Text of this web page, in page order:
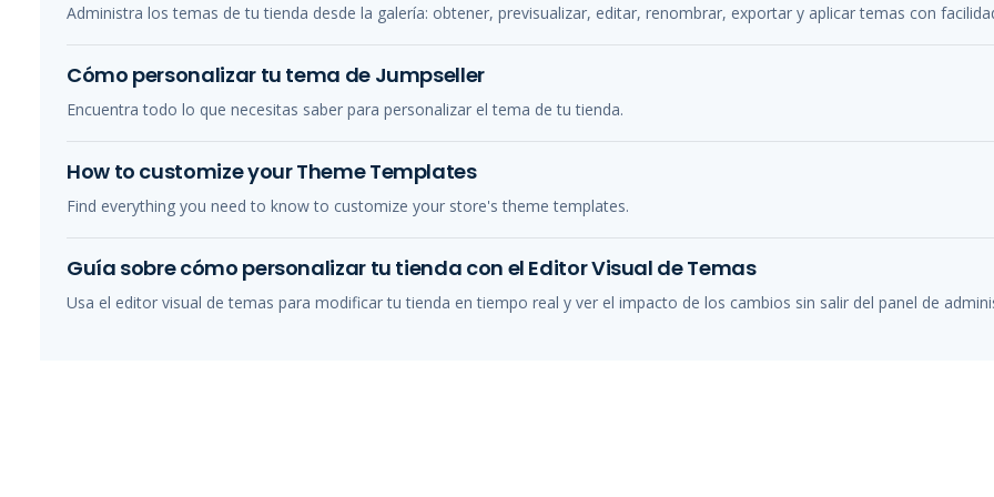
Administra los temas de tu tienda desde la galería: obtener, previsualizar, editar, renombrar, exportar y aplicar temas con
Cómo personalizar tu tema de Jumpseller
Encuentra todo lo que necesitas saber para personalizar el tema de tu tienda.
How to customize your Theme Templates
Find everything you need to know to customize your store's theme templates.
Guía sobre cómo personalizar tu tienda con el Editor Visual de Temas
Usa el editor visual de temas para modificar tu tienda en tiempo real y ver el impacto de los cambios sin salir del panel de